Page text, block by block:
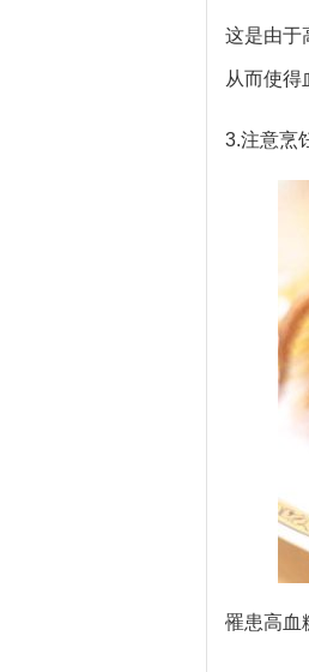
这是由于
从而使得
3.注意烹
罹患高血